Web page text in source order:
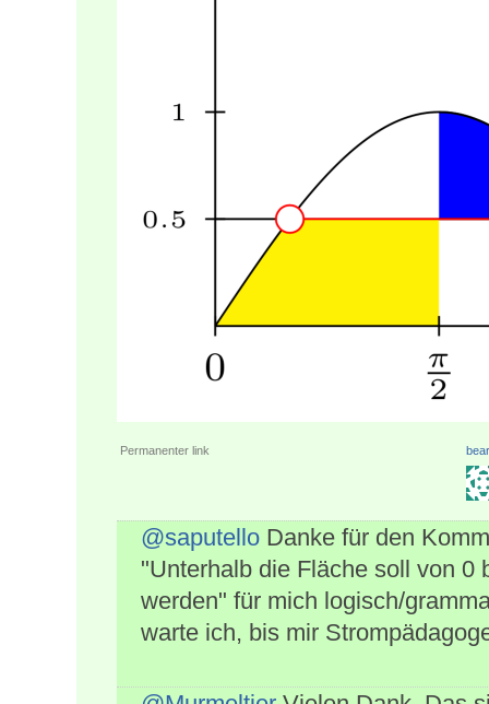
Permanenter link
@saputello Danke für den
"Unterhalb die Fläche soll von 0
werden" für mich logisch/
warte ich, bis mir